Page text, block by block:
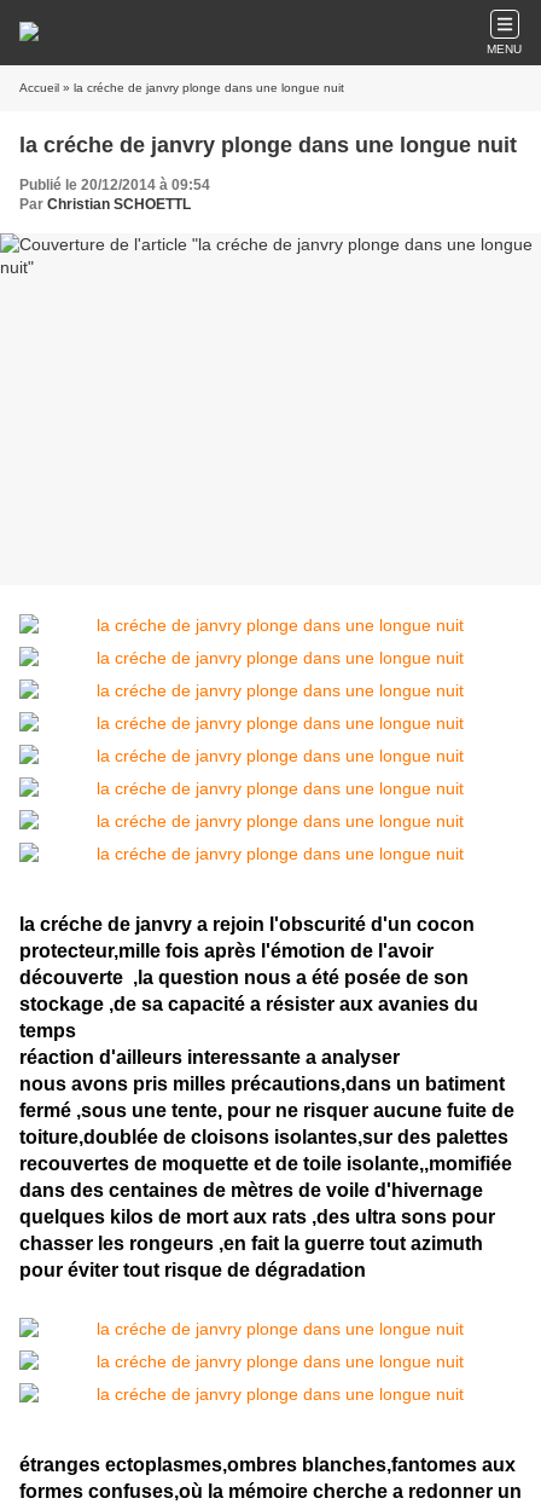
MENU
Accueil » la créche de janvry plonge dans une longue nuit
la créche de janvry plonge dans une longue nuit
Publié le 20/12/2014 à 09:54
Par Christian SCHOETTL
la créche de janvry a rejoin l'obscurité d'un cocon
protecteur,mille fois après l'émotion de l'avoir
découverte ,la question nous a été posée de son
stockage ,de sa capacité a résister aux avanies du
temps
réaction d'ailleurs interessante a analyser
nous avons pris milles précautions,dans un batiment
fermé ,sous une tente, pour ne risquer aucune fuite de
toiture,doublée de cloisons isolantes,sur des palettes
recouvertes de moquette et de toile isolante,,momifiée
dans des centaines de mètres de voile d'hivernage
quelques kilos de mort aux rats ,des ultra sons pour
chasser les rongeurs ,en fait la guerre tout azimuth
pour éviter tout risque de dégradation
étranges ectoplasmes,ombres blanches,fantomes aux
formes confuses,où la mémoire cherche a redonner un